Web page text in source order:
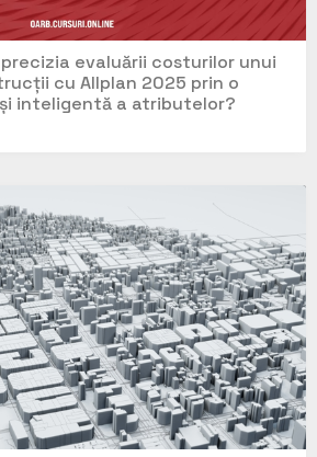
evaluării costurilor unui
cu Allplan 2025 prin o
inteligentă a atributelor?